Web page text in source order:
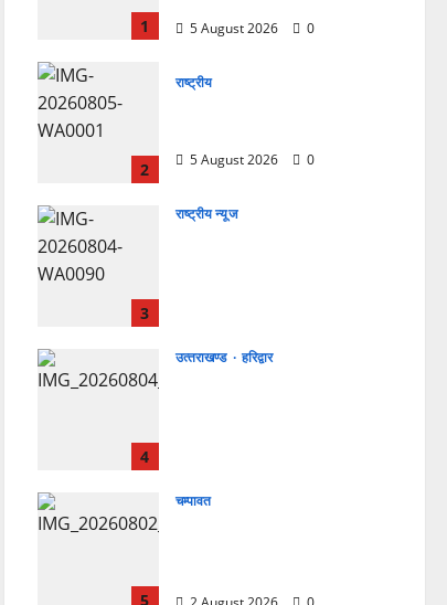
1 5 August 2026 0
2
राष्ट्रीय
5 August 2026 0
3
राष्ट्रीय न्यूज
4
उत्‍तराखण्‍ड हरिद्वार
5
चम्पावत